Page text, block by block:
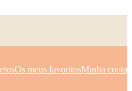
Os meus favoritosMinha conta